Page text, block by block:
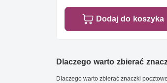
Dodaj do koszyka
Dlaczego warto zbierać
Dlaczego warto zbierać znaczki